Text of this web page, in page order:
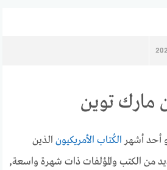
مارك توين
أحد أشهر الكُتاب الأمريكيون الذين
من الكتب والمؤلفات ذات شهرة واسعة,